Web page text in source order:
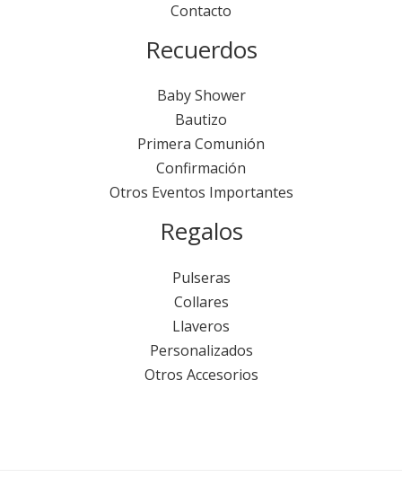
Contacto
Recuerdos
Baby Shower
Bautizo
Primera Comunión
Confirmación
Otros Eventos Importantes
Regalos
Pulseras
Collares
Llaveros
Personalizados
Otros Accesorios